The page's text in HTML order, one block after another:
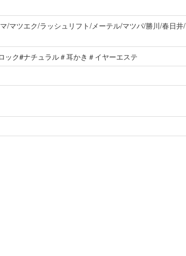
ツエク/ラッシュリフト/メーテル/マツパ/勝川/春日井/
ク#ナチュラル＃耳かき＃イヤーエステ